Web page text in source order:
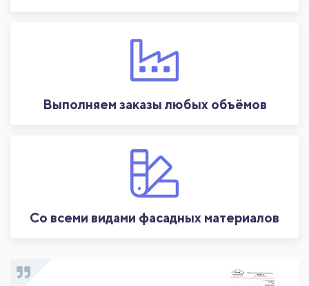
Выполняем заказы любых объёмов
Со всеми видами фасадных материалов